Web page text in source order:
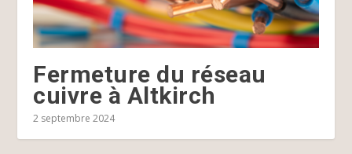
Fermeture du réseau
cuivre à Altkirch
2 septembre 2024